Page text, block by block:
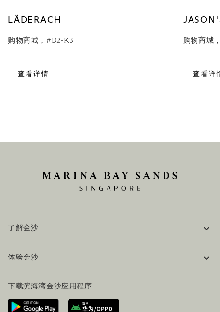
LÄDERACH
购物商城，#B2-K3
查看详情
购物商城
查看详
了解金沙
工作机会
联系我们
体验金沙
行程规划
路线指引
下载滨海湾金沙应用程序